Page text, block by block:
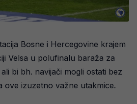
Bosne i Hercegovine krajem
Velsa u polufinalu baraža za
bi bh. navijači mogli ostati bez
ove izuzetno važne utakmice.